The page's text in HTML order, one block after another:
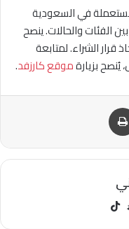
مرسيدس جي كلاس 2021 المستعملة في السعودية
الفئات والحالات. ينصح
قرار الشراء. لمتابعة
يُنصح بزيارةموقع كارزفد.
سنا